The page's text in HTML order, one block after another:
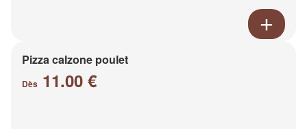
Pizza calzone poulet
Dès 11.00 €